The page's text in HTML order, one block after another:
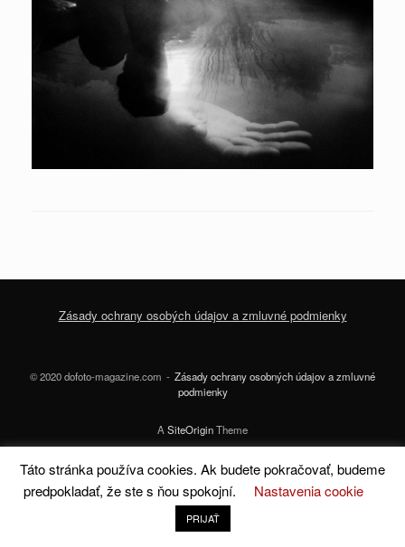
Zásady ochrany osobých údajov a zmluvné podmienky
© 2020 dofoto-magazine.com
Zásady ochrany osobných údajov a zmluvné
podmienky
A SiteOriginTheme
Táto stránka používa cookies. Ak budete pokračovať, budeme
predpokladať, že ste s ňou spokojní.
Nastavenia cookie
PRIJAŤ